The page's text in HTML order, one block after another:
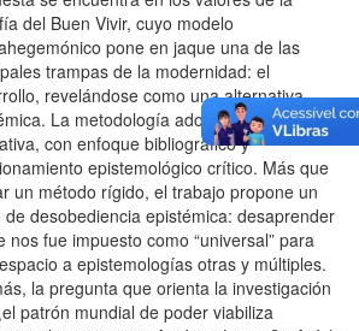
del Buen Vivir, cuyo modelo
pone en jaque una de las
trampas de la modernidad: el
revelándose como una alternativa
La metodología adoptada es
con enfoque bibliográfico y
epistemológico crítico. Más que
un método rígido, el trabajo propone un
de desobediencia epistémica: desaprender
nos fue impuesto como “universal” para
a epistemologías otras y múltiples.
la pregunta que orienta la investigación
patrón mundial de poder viabiliza